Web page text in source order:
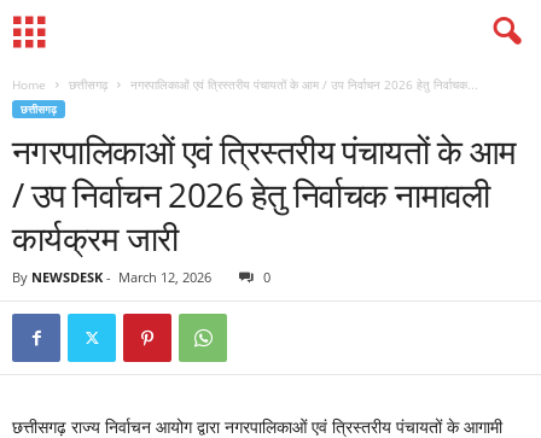
Home छत्तीसगढ़ नगरपालिकाओं एवं त्रिस्तरीय पंचायतों के आम / उप निर्वाचन 2026 हेतु निर्वाचक...
छत्तीसगढ़
नगरपालिकाओं एवं त्रिस्तरीय पंचायतों के आम
/ उप निर्वाचन 2026 हेतु निर्वाचक नामावली
कार्यक्रम जारी
By NEWSDESK - March 12, 2026 0
छत्तीसगढ़ राज्य निर्वाचन आयोग द्वारा नगरपालिकाओं एवं त्रिस्तरीय पंचायतों के आगामी